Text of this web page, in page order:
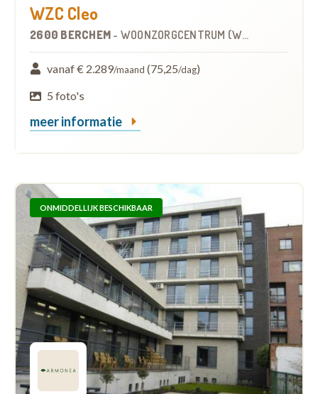
WZC Cleo
2600 BERCHEM - WOONZORGCENTRUM (WZC)
vanaf € 2.289/maand (75,25/dag)
5 foto's
meer informatie
ONMIDDELLIJK BESCHIKBAAR